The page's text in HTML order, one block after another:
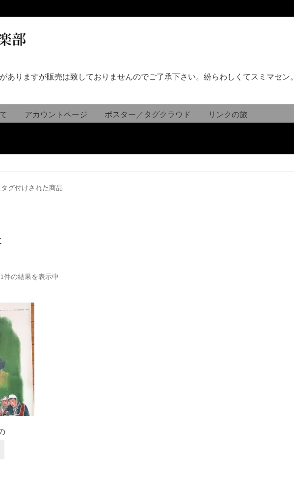
ありますが販売は致しておりませんのでご了承下さい。紛らわしくてスミマセン。
アカウントページ ポスター／タグクラウド リンクの旅
グ付けされた商品
1件の結果を表示中